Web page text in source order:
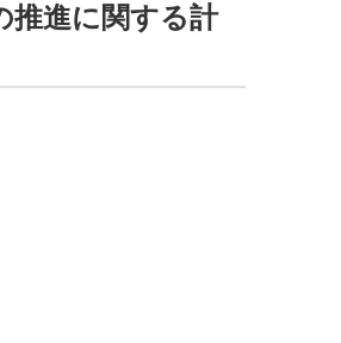
推進に関する計